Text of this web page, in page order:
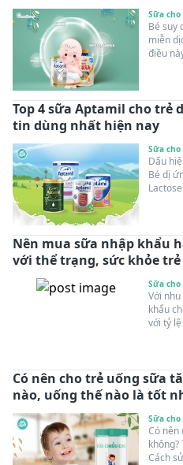
Sữa cho
Bé suy
miễn
điều
thể
top 10
diện
nhi
khảo.
Top 4 sữa Aptamil cho trẻ
tin dùng nhất hiện nay
Sữa cho
Dấu
Bé dị
sữa bò.
Nên mua sữa nhập khẩu
với thể trạng, sức khỏe trẻ
Sữa cho
Với
khẩu
với tỷ
em
Việt
Cùng
lời qua
Có nên cho trẻ uống sữa
nào, uống thế nào là tốt
Sữa cho
Có nên
Cách